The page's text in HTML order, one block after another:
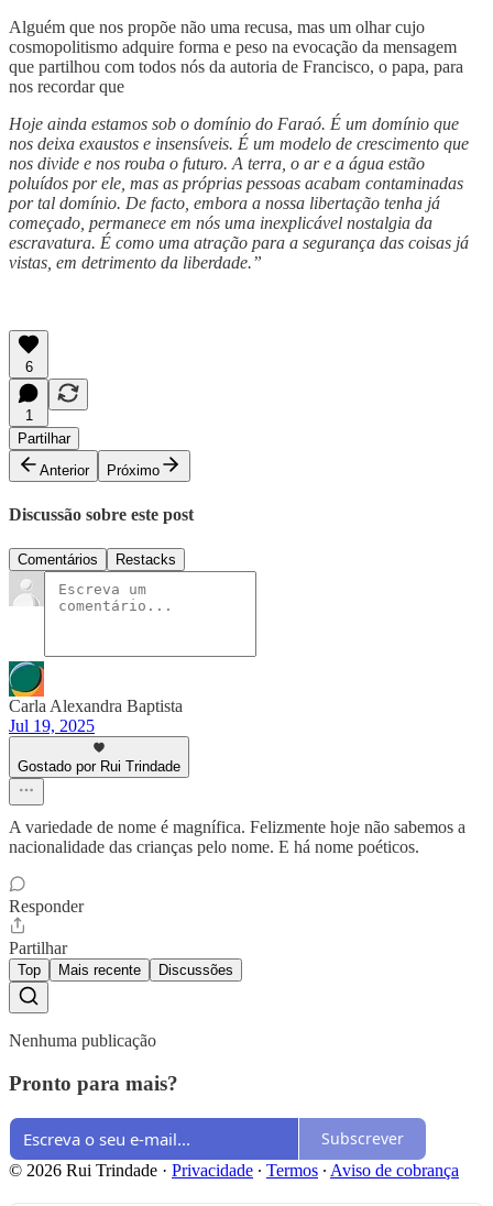
Alguém que nos propõe não uma recusa, mas um olhar cujo
cosmopolitismo adquire forma e peso na evocação da mensagem
que partilhou com todos nós da autoria de Francisco, o papa, para
nos recordar que
Hoje ainda estamos sob o domínio do Faraó. É um domínio que
nos deixa exaustos e insensíveis. É um modelo de crescimento que
nos divide e nos rouba o futuro. A terra, o ar e a água estão
poluídos por ele, mas as próprias pessoas acabam contaminadas
por tal domínio. De facto, embora a nossa libertação tenha já
começado, permanece em nós uma inexplicável nostalgia da
escravatura. É como uma atração para a segurança das coisas já
vistas, em detrimento da liberdade.”
6
1
Partilhar
Anterior
Próximo
Discussão sobre este post
Comentários Restacks
Carla Alexandra Baptista
Jul 19, 2025
Gostado por Rui Trindade
A variedade de nome é magnífica. Felizmente hoje não sabemos a
nacionalidade das crianças pelo nome. E há nome poéticos.
Responder
Partilhar
Top Mais recente Discussões
Nenhuma publicação
Pronto para mais?
Subscrever
© 2026 Rui Trindade · Privacidade ∙ Termos ∙ Aviso de cobrança